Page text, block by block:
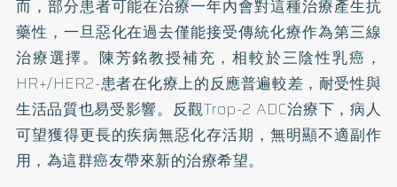
而，部分患者可能在治療一年內會對這種治療產生抗
藥性，一旦惡化在過去僅能接受傳統化療作為第三線
治療選擇。陳芳銘教授補充，相較於三陰性乳癌，
HR+/HER2-患者在化療上的反應普遍較差，耐受性與
生活品質也易受影響。反觀Trop-2 ADC治療下，病人
可望獲得更長的疾病無惡化存活期，無明顯不適副作
用，為這群癌友帶來新的治療希望。